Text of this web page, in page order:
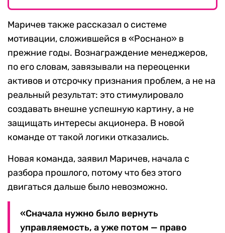
Маричев также рассказал о системе
мотивации, сложившейся в «Роснано» в
прежние годы. Вознаграждение менеджеров,
по его словам, завязывали на переоценки
активов и отсрочку признания проблем, а не на
реальный результат: это стимулировало
создавать внешне успешную картину, а не
защищать интересы акционера. В новой
команде от такой логики отказались.
Новая команда, заявил Маричев, начала с
разбора прошлого, потому что без этого
двигаться дальше было невозможно.
«Сначала нужно было вернуть
управляемость, а уже потом — право